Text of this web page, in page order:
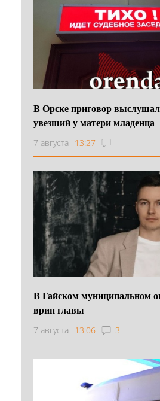
В Орске приговор выслушал
увезший у матери младенца
7 августа 13:27
В Гайском муниципальном
врип главы
7 августа 13:06 3